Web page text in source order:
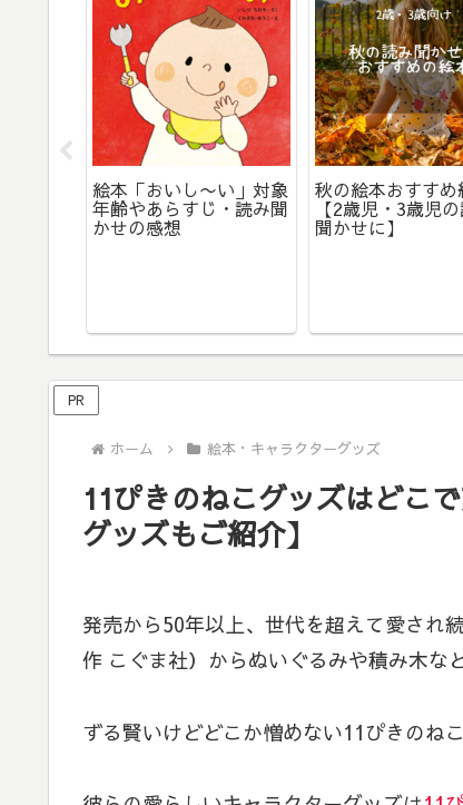
絵本「おいし〜い」対象
年齢やあらすじ・読み聞
かせの感想
秋の絵本おすすめ
【2歳児・3歳児
聞かせに】
PR
ホーム 絵本・キャラクターグッズ
11ぴきのねこグッズはどこ
グッズもご紹介】
発売から50年以上、世代を超えて愛され
作 こぐま社）からぬいぐるみや積み木な
ずる賢いけどどこか憎めない11ぴきのねこ